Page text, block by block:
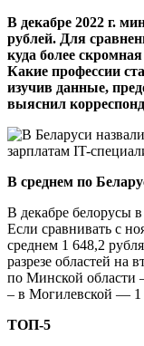
В декабре 2022 г.
рублей. Для
куда более
Какие профессии
изучив данные,
выяснил
В среднем по
В декабре белорусы
Если сравнивать с
среднем 1 648,2
разрезе областей на
по Минской области
– в Могилевской — 1
ТОП-5